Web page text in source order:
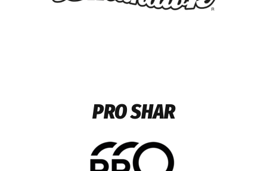
PRO SHAR